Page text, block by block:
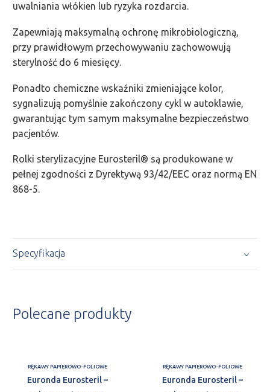
uwalniania włókien lub ryzyka rozdarcia.
Zapewniają maksymalną ochronę mikrobiologiczną,
przy prawidłowym przechowywaniu zachowowują
sterylność do 6 miesięcy.
Ponadto chemiczne wskaźniki zmieniające kolor,
sygnalizują pomyślnie zakończony cykl w autoklawie,
gwarantując tym samym maksymalne bezpieczeństwo
pacjentów.
Rolki sterylizacyjne Eurosteril® są produkowane w
pełnej zgodności z Dyrektywą 93/42/EEC oraz normą EN
868-5.
Specyfikacja
Polecane produkty
RĘKAWY PAPIEROWO-FOLIOWE
Euronda Eurosteril –
RĘKAWY PAPIEROWO-FOLIOWE
Euronda Eurosteril –